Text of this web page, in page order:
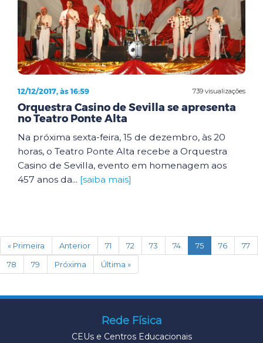
739 visualizações
12/12/2017, às 16:59
Orquestra Casino de Sevilla se apresenta
no Teatro Ponte Alta
Na próxima sexta-feira, 15 de dezembro, às 20
horas, o Teatro Ponte Alta recebe a Orquestra
Casino de Sevilla, evento em homenagem aos
457 anos da... [saiba mais]
« Primeira Anterior 71 72 73 74 75(current)
76
77
78
79 Próxima Última »
Rede Física
CEUs e Centros Educacionais